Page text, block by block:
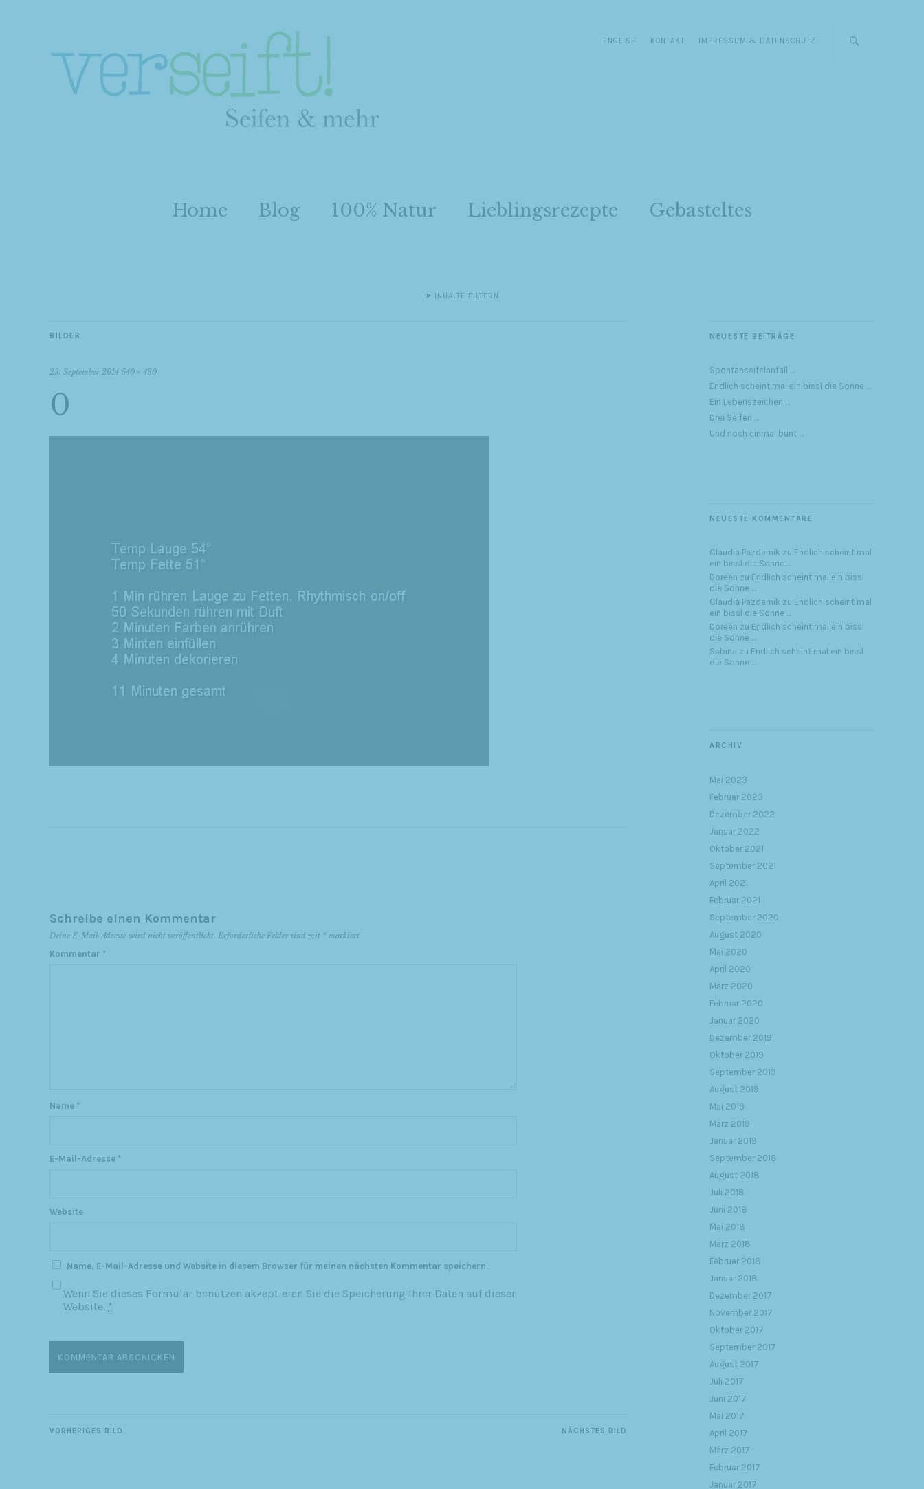
ENGLISH KONTAKT IMPRESSUM & DATENSCHUTZ
Home Blog 100% Natur Lieblingsrezepte Gebasteltes
INHALTE FILTERN
BILDER
23. September 2014 640 × 480
0
Schreibe einen Kommentar
Deine E-Mail-Adresse wird nicht veröffentlicht. Erforderliche Felder sind mit * markiert
Kommentar *
Name *
E-Mail-Adresse *
Website
Name, E-Mail-Adresse und Website in diesem Browser für meinen nächsten Kommentar speichern.
Wenn Sie dieses Formular benützen akzeptieren Sie die Speicherung Ihrer Daten auf dieser
Website. *
NÄCHSTES BILD
VORHERIGES BILD
NEUESTE BEITRÄGE
Spontanseifelanfall …
Endlich scheint mal ein bissl die Sonne …
Ein Lebenszeichen …
Drei Seifen …
Und noch einmal bunt …
NEUESTE KOMMENTARE
Claudia Pazdernik zu Endlich scheint mal
ein bissl die Sonne …
Doreen zu Endlich scheint mal ein bissl
die Sonne …
Claudia Pazdernik zu Endlich scheint mal
ein bissl die Sonne …
Doreen zu Endlich scheint mal ein bissl
die Sonne …
Sabine zu Endlich scheint mal ein bissl
die Sonne …
ARCHIV
Mai 2023
Februar 2023
Dezember 2022
Januar 2022
Oktober 2021
September 2021
April 2021
Februar 2021
September 2020
August 2020
Mai 2020
April 2020
März 2020
Februar 2020
Januar 2020
Dezember 2019
Oktober 2019
September 2019
August 2019
Mai 2019
März 2019
Januar 2019
September 2018
August 2018
Juli 2018
Juni 2018
Mai 2018
März 2018
Februar 2018
Januar 2018
Dezember 2017
November 2017
Oktober 2017
September 2017
August 2017
Juli 2017
Juni 2017
Mai 2017
April 2017
März 2017
Februar 2017
Januar 2017